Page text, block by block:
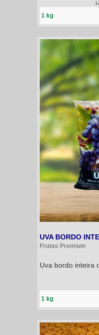
1 kg
UVA BORDO
Frutas Premium
Uva bordo inteira
1 kg